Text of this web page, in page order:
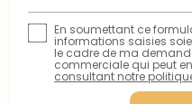
En soumettant ce
informations saisies
le cadre de ma
commerciale qui peut
consultant notre